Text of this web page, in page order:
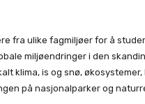
fra ulike fagmiljøer for å
miljøendringer i den
klima, is og snø, økosystemer,
på nasjonalparker og